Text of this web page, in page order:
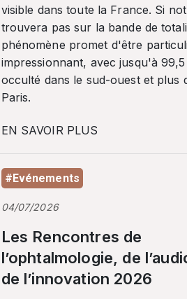
visible dans toute la France. Si
trouvera pas sur la bande de
phénomène promet d'être
impressionnant, avec jusqu'à
occulté dans le sud-ouest et plus
Paris.
EN SAVOIR PLUS
#Evénements
04/07/2026
Les Rencontres de
l’ophtalmologie, de
de l’innovation 2026